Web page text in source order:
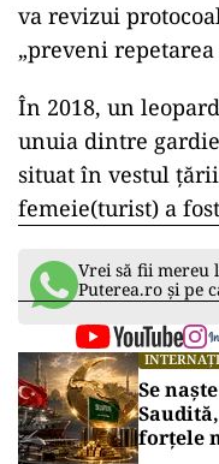
va revizui
„preveni
În 2018, un
unuia dintre
situat în vestul
femeie(turist) a
Vrei să fii mereu
Puterea.ro și pe
Se
forțele